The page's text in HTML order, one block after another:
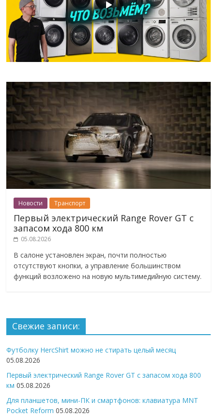
Новости Транспорт
Первый электрический Range Rover GT с
запасом хода 800 км
05.08.2026
В салоне установлен экран, почти полностью
отсутствуют кнопки, а управление большинством
функций возложено на новую мультимедийную систему.
Свежие записи:
Футболку HercShirt можно не стирать целый месяц
05.08.2026
Первый электрический Range Rover GT с запасом хода 800
км 05.08.2026
Для планшетов, мини-ПК и смартфонов: клавиатура MNT
Pocket Reform 05.08.2026